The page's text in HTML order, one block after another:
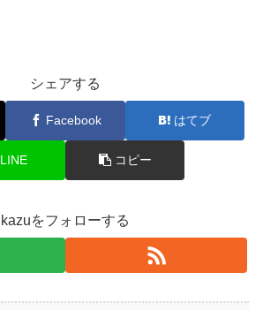
シェアする
Facebook はてブ
LINE コピー
kazuをフォローする